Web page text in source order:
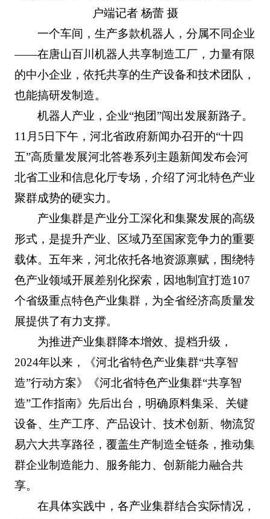
户端记者 杨蕾 摄
一个车间，生产多款机器人，分属不同企业
——在唐山百川机器人共享制造工厂，力量有限
的中小企业，依托共享的生产设备和技术团队，
也能搞研发制造。
机器人产业，企业“抱团”闯出发展新路子。
11月5日下午，河北省政府新闻办召开的“十四
五”高质量发展河北答卷系列主题新闻发布会河
北省工业和信息化厅专场，介绍了河北特色产业
聚群成势的硬实力。
产业集群是产业分工深化和集聚发展的高级
形式，是提升产业、区域乃至国家竞争力的重要
载体。五年来，河北依托各地资源禀赋，围绕特
色产业领域开展差别化探索，因地制宜打造107
个省级重点特色产业集群，为全省经济高质量发
展提供了有力支撑。
为推进产业集群降本增效、提档升级，
2024年以来，《河北省特色产业集群“共享智
造”行动方案》《河北省特色产业集群“共享智
造”工作指南》先后出台，明确原料集采、关键
设备、生产工序、产品设计、技术创新、物流贸
易六大共享路径，覆盖生产制造全链条，推动集
群企业制造能力、服务能力、创新能力融合共
享。
在具体实践中，各产业集群结合实际情况，